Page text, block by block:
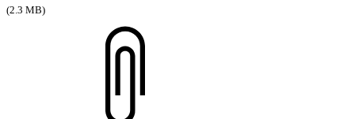
(2.3 MB)